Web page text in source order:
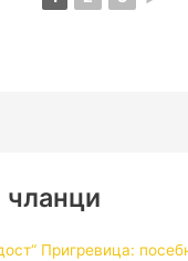
чланци
Пригревица: